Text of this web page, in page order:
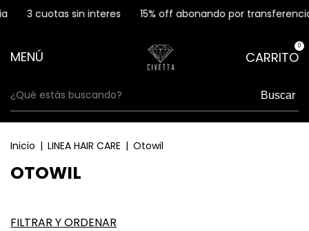
3 cuotas sin interes 15% off abonando por
MENÚ CARRITO
0
Buscar
Inicio | LINEA HAIR CARE | Otowil
OTOWIL
FILTRAR Y ORDENAR